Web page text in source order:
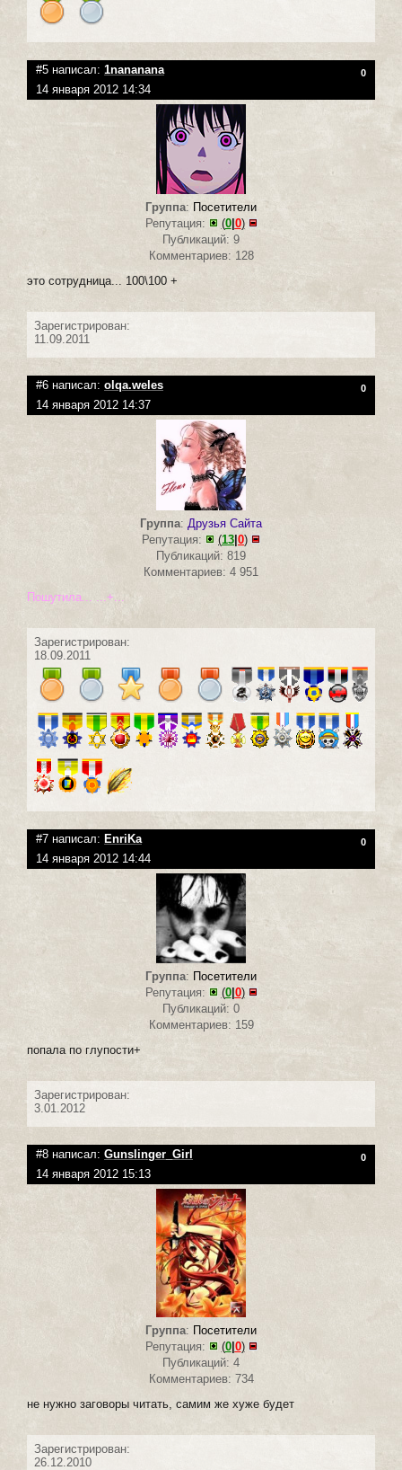
#5 написал: 1nananana 0
14 января 2012 14:34
Группа: Посетители
Репутация:
(0| 0)
Публикаций: 9
Комментариев: 128
это сотрудница... 100\100 +
Зарегистрирован:
11.09.2011
#6 написал: olqa.weles 0
14 января 2012 14:37
Группа: Друзья Сайта
Репутация:
(13 0)
Публикаций: 819
Комментариев: 4 951
Пошутила... ...+...
Зарегистрирован:
18.09.2011
#7 написал: EnriKa 0
14 января 2012 14:44
Группа: Посетители
Репутация:
(0| 0)
Публикаций: 0
Комментариев: 159
попала по глупости+
Зарегистрирован:
3.01.2012
#8 написал: Gunslinger_Girl 0
14 января 2012 15:13
Группа: Посетители
Репутация:
(0| 0)
Публикаций: 4
Комментариев: 734
не нужно заговоры читать, самим же хуже будет
Зарегистрирован:
26.12.2010